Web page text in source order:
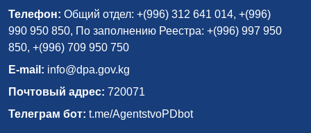
Телефон: Общий отдел: +(996) 312 641 014, +(996)
990 950 850, По заполнению Реестра: +(996) 997 950
850, +(996) 709 950 750
E-mail: info@dpa.gov.kg
Почтовый адрес: 720071
Телеграм бот: t.me/AgentstvoPDbot